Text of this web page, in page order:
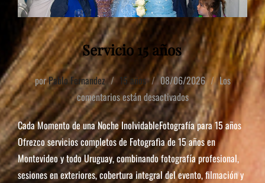
Servicio 15 años
porPablo Fernandez 15 años 08/06/2026
Los
comentarios están desactivados
Cada Momento de una Noche InolvidableFotografía para 15 años
Ofrezco servicios completos de Fotografìa de 15 años en
Montevideo y todo Uruguay, combinando fotografía profesional,
sesiones en exteriores, cobertura integral del evento, filmación y